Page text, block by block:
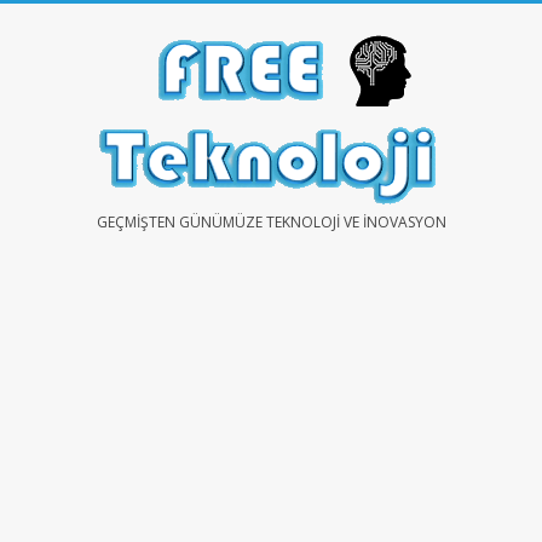
FREEGEÇMIŞTEN GÜNÜMÜZE TEKNOLOJI VE İNOVASYON